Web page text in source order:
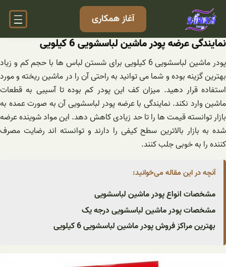
رفتن
آغاز همکاری
نمایندگی عرضه پودر ماشین لباسشویی 6 کیلویی
پودر ماشین لباسشویی 6 کیلویی برای شستن لباس ها با حجم کم و زیاد
بهترین گزینه بوده و شما می توانید به راحتی آن را در ماشین ریخته و مورد
استفاده قرار دهید. میزان کف این پودر کم بوده تا آسیبی به قطعات
ماشین وارد نکند. نمایندگی با عرضه پودر لباسشویی آن به صورت عمده به
بازار توانسته قیمت ها را تا حد زیادی کاهش دهد. این مواد شوینده عرضه
شده به بازار بالاترین سطح کیفی را دارند و توانسته اند رضایت مصرف
کننده را به خوبی جلب کنند.
آنچه در این مقاله می‌خوانید:
مشخصات انواع پودر ماشین لباسشویی
مشخصات پودر ماشین لباسشویی درجه یک
بهترین مراکز فروش پودر ماشین لباسشویی 6 کیلویی